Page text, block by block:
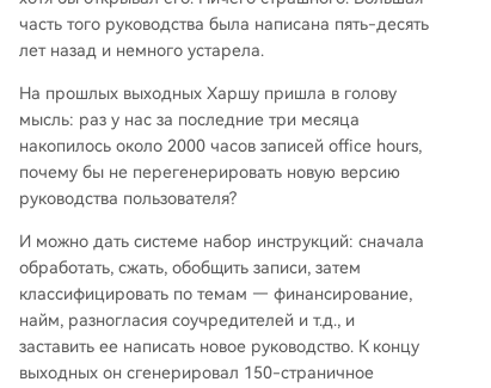
часть того руководства была написана пять-десять
лет назад и немного устарела.
На прошлых выходных Харшу пришла в голову
мысль: раз у нас за последние три месяца
накопилось около 2000 часов записей office hours,
почему бы не перегенерировать новую версию
руководства пользователя?
И можно дать системе набор инструкций: сначала
обработать, сжать, обобщить записи, затем
классифицировать по темам — финансирование,
найм, разногласия соучредителей и т.д., и
заставить ее написать новое руководство. К концу
выходных он сгенерировал 150-страничное